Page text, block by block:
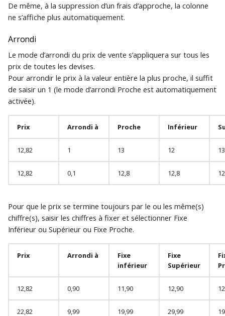
De même, à la suppression d’un frais d’approche, la colonne
ne s’affiche plus automatiquement.
Arrondi
Le mode d’arrondi du prix de vente s’appliquera sur tous les
prix de toutes les devises.
Pour arrondir le prix à la valeur entière la plus proche, il suffit
de saisir un 1 (le mode d’arrondi Proche est automatiquement
activée).
Prix Arrondi à Proche Inférieur
12,82 1 13 12 13
12,82 0,1 12,8 12,8
Pour que le prix se termine toujours par le ou les même(s)
chiffre(s), saisir les chiffres à fixer et sélectionner Fixe
Inférieur ou Supérieur ou Fixe Proche.
Prix Arrondi à
Fixe
inférieur
Fixe
Supérieur
12,82 0,90 11,90 12,90
22,82 9,99 19,99 29,99